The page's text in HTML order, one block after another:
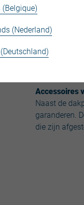
(Nederland)
toe aan
Accessoires
Naast de
garanderen.
die zijn